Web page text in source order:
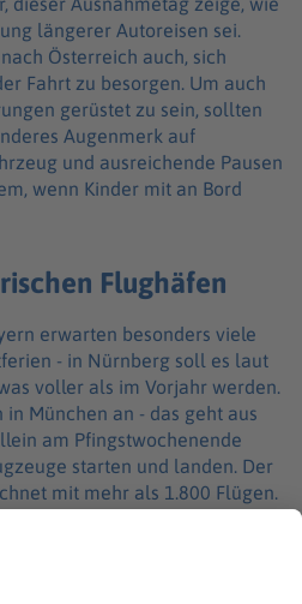
längerer Autoreisen sei.
Österreich auch, sich
Fahrt zu besorgen. Um auch
gerüstet zu sein, sollten
Augenmerk auf
und ausreichende Pausen
wenn Kinder mit an Bord
Flughäfen
erwarten besonders viele
- in Nürnberg soll es laut
voller als im Vorjahr werden.
in München an - das geht aus
am Pfingstwochenende
starten und landen. Der
mit mehr als 1.800 Flügen.
gehe es in Richtung Süden: Die
Spanien und die Türkei. Wer
Flughafen anreist, sollte